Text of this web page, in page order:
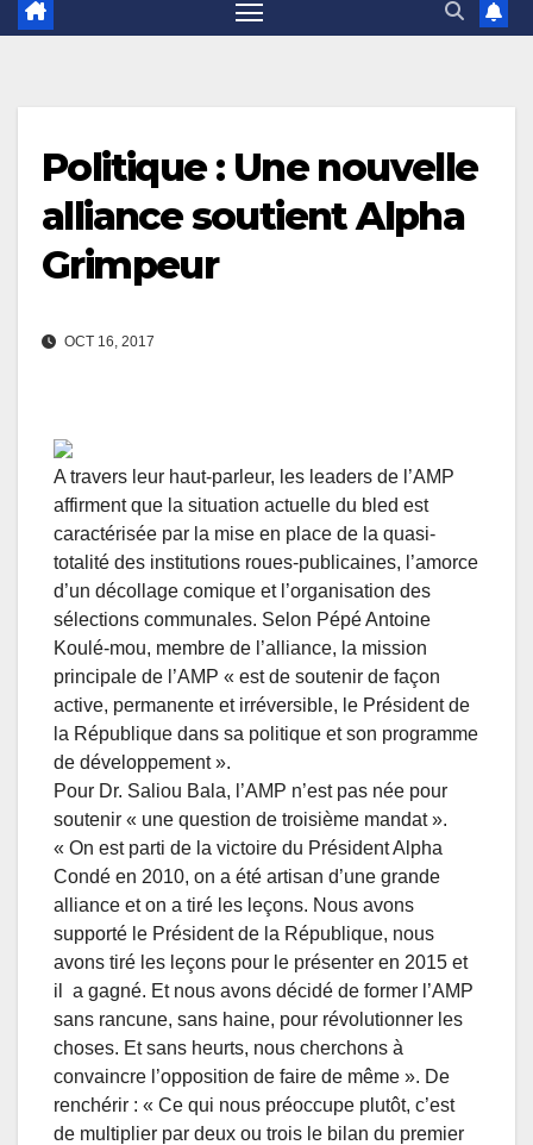
Politique : Une nouvelle
alliance soutient Alpha
Grimpeur
OCT 16, 2017
A travers leur haut-parleur, les leaders de l’AMP
affirment que la situation actuelle du bled est
caractérisée par la mise en place de la quasi-
totalité des institutions roues-publicaines, l’amorce
d’un décollage comique et l’organisation des
sélections communales. Selon Pépé Antoine
Koulé-mou, membre de l’alliance, la mission
principale de l’AMP « est de soutenir de façon
active, permanente et irréversible, le Président de
la République dans sa politique et son programme
de développement ».
Pour Dr. Saliou Bala, l’AMP n’est pas née pour
soutenir « une question de troisième mandat».
« On est parti de la victoire du Président Alpha
Condé en 2010, on a été artisan d’une grande
alliance et on a tiré les leçons. Nous avons
supporté le Président de la République, nous
avons tiré les leçons pour le présenter en 2015 et
il a gagné. Et nous avons décidé de former l’AMP
sans rancune, sans haine, pour révolutionner les
choses. Et sans heurts, nous cherchons à
convaincre l’opposition de faire de même ». De
renchérir : « Ce qui nous préoccupe plutôt, c’est
de multiplier par deux ou trois le bilan du premier